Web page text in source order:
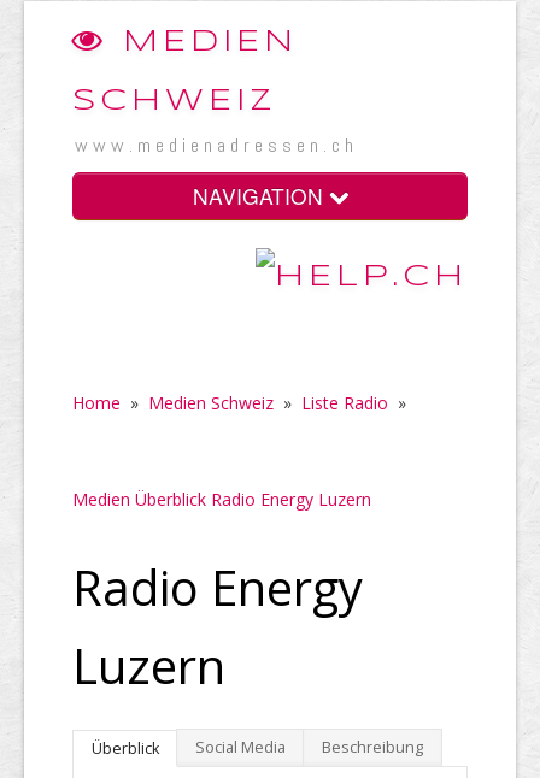
MEDIEN
SCHWEIZ
www.medienadressen.ch
NAVIGATION
Home » Medien Schweiz » Liste Radio »
Medien Überblick Radio Energy Luzern
Radio Energy
Luzern
Überblick Social Media Beschreibung